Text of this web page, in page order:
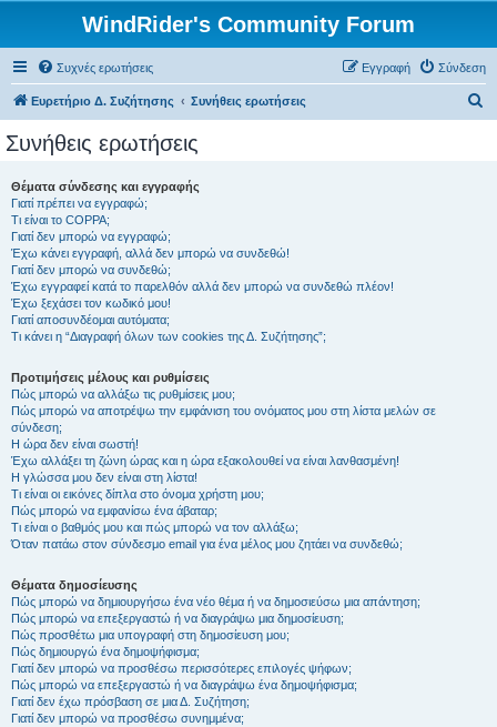
WindRider's Community Forum
Συχνές ερωτήσεις Σύνδεση
Εγγραφή
Ευρετήριο Δ. Συζήτησης Συνήθεις ερωτήσεις
Συνήθεις ερωτήσεις
Θέματα σύνδεσης και εγγραφής
Γιατί πρέπει να εγγραφώ;
Τι είναι το COPPA;
Γιατί δεν μπορώ να εγγραφώ;
Έχω κάνει εγγραφή, αλλά δεν μπορώ να συνδεθώ!
Γιατί δεν μπορώ να συνδεθώ;
Έχω εγγραφεί κατά το παρελθόν αλλά δεν μπορώ να συνδεθώ πλέον!
Έχω ξεχάσει τον κωδικό μου!
Γιατί αποσυνδέομαι αυτόματα;
Τι κάνει η “Διαγραφή όλων των cookies της Δ. Συζήτησης”;
Προτιμήσεις μέλους και ρυθμίσεις
Πώς μπορώ να αλλάξω τις ρυθμίσεις μου;
Πώς μπορώ να αποτρέψω την εμφάνιση του ονόματος μου στη λίστα μελών σε
σύνδεση;
Η ώρα δεν είναι σωστή!
Έχω αλλάξει τη ζώνη ώρας και η ώρα εξακολουθεί να είναι λανθασμένη!
Η γλώσσα μου δεν είναι στη λίστα!
Τι είναι οι εικόνες δίπλα στο όνομα χρήστη μου;
Πώς μπορώ να εμφανίσω ένα άβαταρ;
Τι είναι ο βαθμός μου και πώς μπορώ να τον αλλάξω;
Όταν πατάω στον σύνδεσμο email για ένα μέλος μου ζητάει να συνδεθώ;
Θέματα δημοσίευσης
Πώς μπορώ να δημιουργήσω ένα νέο θέμα ή να δημοσιεύσω μια απάντηση;
Πώς μπορώ να επεξεργαστώ ή να διαγράψω μια δημοσίευση;
Πώς προσθέτω μια υπογραφή στη δημοσίευση μου;
Πώς δημιουργώ ένα δημοψήφισμα;
Γιατί δεν μπορώ να προσθέσω περισσότερες επιλογές ψήφων;
Πώς μπορώ να επεξεργαστώ ή να διαγράψω ένα δημοψήφισμα;
Γιατί δεν έχω πρόσβαση σε μια Δ. Συζήτηση;
Γιατί δεν μπορώ να προσθέσω συνημμένα;